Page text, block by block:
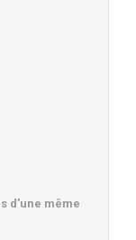
d’une même